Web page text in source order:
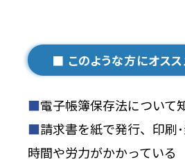
■ このような方にオスス
■電子帳簿保存法について
■請求書を紙で発行、印刷
時間や労力がかかっている